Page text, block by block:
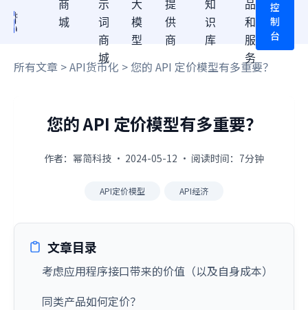
商
城
示
词
商
城
大
模
型
提
供
商
知
识
库
品
和
服
务
控
制
台
所有文章 >API货币化 > 您的 API 定价模型有多重要？
您的 API 定价模型有多重要？
作者：幂简科技 · 2024-05-12 · 阅读时间：7分钟
API定价模型 API经济
文章目录
考虑应用程序接口带来的价值（以及自身成本）
同类产品如何定价？